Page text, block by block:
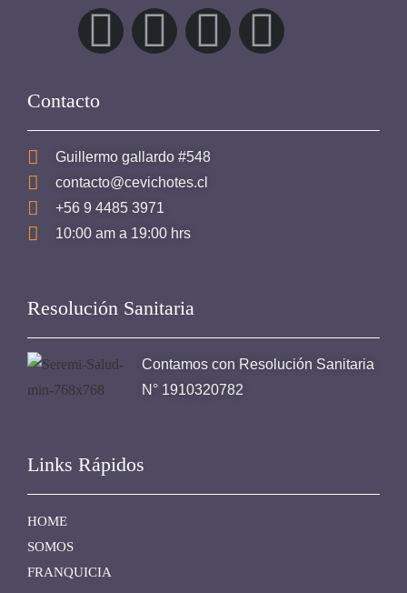
Contacto
Guillermo gallardo #548
contacto@cevichotes.cl
+56 9 4485 3971
10:00 am a 19:00 hrs
Resolución Sanitaria
Contamos con Resolución Sanitaria
N° 1910320782
Links Rápidos
HOME
SOMOS
FRANQUICIA